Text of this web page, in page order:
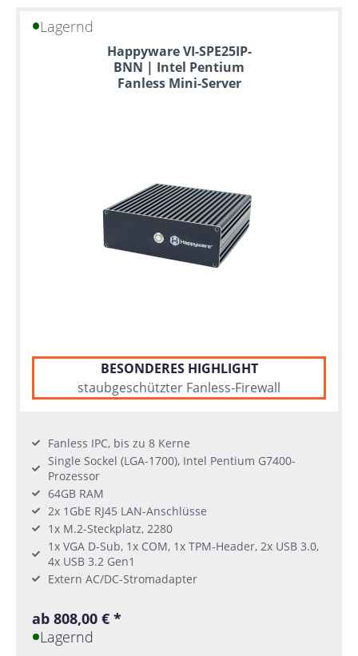
Lagernd
Happyware VI-SPE25IP-
BNN | Intel Pentium
Fanless Mini-Server
BESONDERES HIGHLIGHT
staubgeschützter Fanless-Firewall
Fanless IPC, bis zu 8 Kerne
Single Sockel (LGA-1700), Intel Pentium G7400-
Prozessor
64GB RAM
2x 1GbE RJ45 LAN-Anschlüsse
1x M.2-Steckplatz, 2280
1x VGA D-Sub, 1x COM, 1x TPM-Header, 2x USB 3.0,
4x USB 3.2 Gen1
Extern AC/DC-Stromadapter
ab 808,00 € *
Lagernd